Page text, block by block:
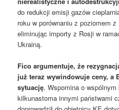
do redukcji emisji gazów
roku w porównaniu z poziomem
eliminując importy z Rosji w
Ukrainą.
Fico argumentuje, że
już teraz wywindowuje ceny, a
sytuację. Wspomina o wspólnym
kilkunastoma innymi państwami